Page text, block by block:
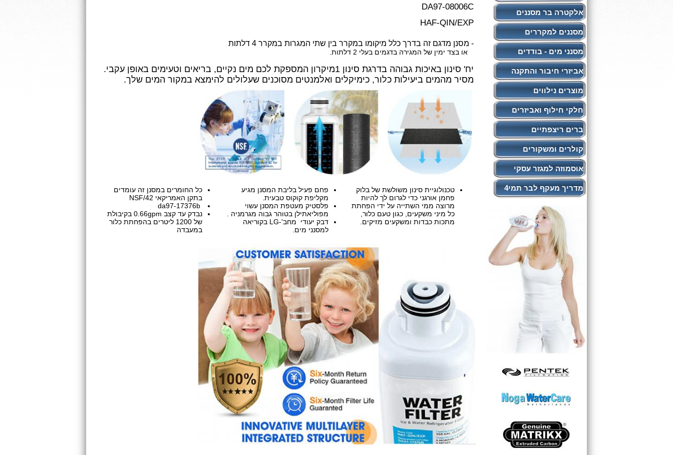
אלקטרה בר מסננים
מסננים למקררים
מסנני מים - בודדים
אביזרי חיבור והתקנה
מוצרים נילווים
חלקי חילוף ואביזרים
ברים ריצפתיים
קולרים ומשקורים
אוסמוזה למגזר עסקי
מדריך מעקף לבר תמי4
DA97-08006C
HAF-QIN/EXP
- מסנן מדגם זה בדרך כלל מיקומו במקרר בין שתי המגרות במקרר 4 דלתות
או בצד ימין של המגירה בדגמים בעלי 2 דלתות.
יח' סינון באיכות גבוהה בדרגת סינון 1מיקרון המספקת לכם מים נקיים, בריאים וטעימים באופן עקבי.
מסיר מהמים ביעילות כלור, כימיקלים ואלמנטים מסוכנים שעלולים להימצא במקור המים שלך.
טכנולוגיית סינון משולשת של בלוק
פחמן אורגני כדי לגרום לך להיות
מרוצה ממי השתייה על ידי הפחתת
כל מיני משקעים, כגון טעם כלור,
מתכות כבדות ומשקעים מזיקים.
פחם פעיל בליבת המסנן מגיע
מקליפת קוקוס טבעית.
פלסטיק מעטפת המסנן עשוי
מפוליאתילן בטוהר גבוה מגרמניה .
דבק יעודי מחב'-LG בקוריאה
למסנני מים.
כל החומרים במסנן זה עומדים
בתקן האמריקאי NSF/42
נבדק עד קצב 0.66gpm בקיבולת
של 1200 ליטרים בהפחתת כלור
במעבדה